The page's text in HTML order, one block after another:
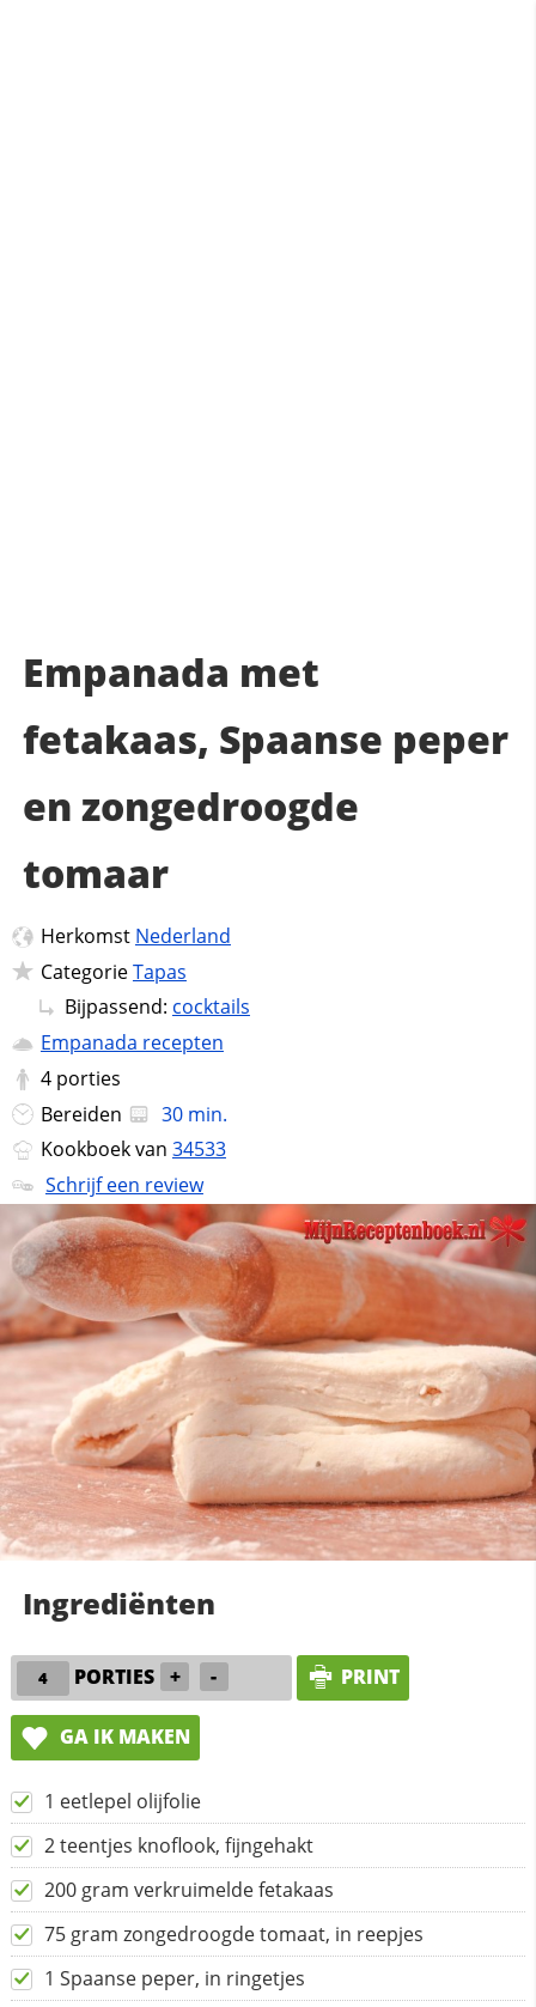
Empanada met
fetakaas, Spaanse peper
en zongedroogde
tomaar
Herkomst Nederland
CategorieTapas
Bijpassend: cocktails
Empanada recepten
4 porties
Bereiden
30 min.
Kookboek van 34533
Schrijf een review
Ingrediënten
PORTIES + - PRINT
GA IK MAKEN
1 eetlepel olijfolie
2 teentjes knoflook, fijngehakt
200 gram verkruimelde fetakaas
75 gram zongedroogde tomaat, in reepjes
1 Spaanse peper, in ringetjes